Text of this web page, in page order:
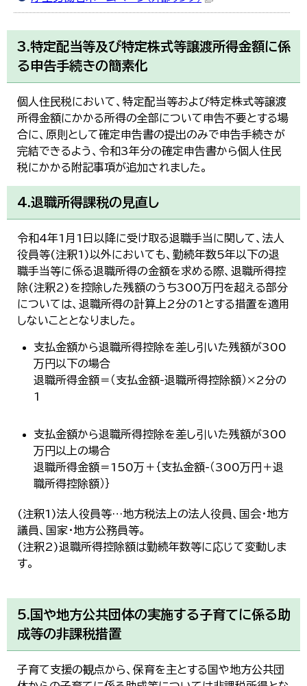
3.特定配当等及び特定株式等譲渡所得金額に係
る申告手続きの簡素化
個人住民税において、特定配当等および特定株式等譲渡
所得金額にかかる所得の全部について申告不要とする場
合に、原則として確定申告書の提出のみで申告手続きが
完結できるよう、令和3年分の確定申告書から個人住民
税にかかる附記事項が追加されました。
4.退職所得課税の見直し
令和4年1月1日以降に受け取る退職手当に関して、法人
役員等(注釈1)以外においても、勤続年数5年以下の退
職手当等に係る退職所得の金額を求める際、退職所得控
除(注釈2)を控除した残額のうち300万円を超える部分
については、退職所得の計算上2分の1とする措置を適用
しないこととなりました。
支払金額から退職所得控除を差し引いた残額が300
万円以下の場合
退職所得金額＝（支払金額-退職所得控除額）×2分の
1
支払金額から退職所得控除を差し引いた残額が300
万円以上の場合
退職所得金額＝150万＋｛支払金額-（300万円＋退
職所得控除額）｝
(注釈1)法人役員等…地方税法上の法人役員、国会・地方
議員、国家・地方公務員等。
(注釈2)退職所得控除額は勤続年数等に応じて変動しま
す。
5.国や地方公共団体の実施する子育てに係る助
成等の非課税措置
子育て支援の観点から、保育を主とする国や地方公共団